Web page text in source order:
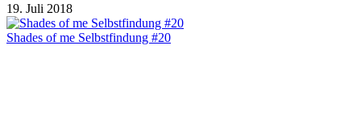
19. Juli 2018
Shades of me Selbstfindung #20